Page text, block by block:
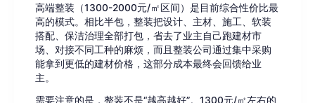
高端整装（1300-2000元/㎡区间）是目前综合性价比最
高的模式。相比半包，整装把设计、主材、施工、软装
搭配、保洁治理全部打包，省去了业主自己跑建材市
场、对接不同工种的麻烦，而且整装公司通过集中采购
能拿到更低的建材价格，这部分成本最终会回馈给业
主。
需要注意的是，整装不是“越高越好”。1300元/㎡左右的